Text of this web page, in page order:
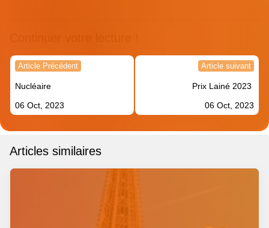
Navigation
l’article
Article Précédent
Nucléaire
06 Oct, 2023
Article suivant
Prix Lainé 2023
06 Oct, 2023
Articles similaires